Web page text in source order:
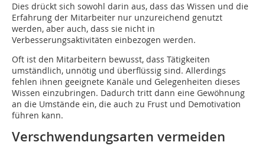
Dies drückt sich sowohl darin aus, dass das Wissen und die
Erfahrung der Mitarbeiter nur unzureichend genutzt
werden, aber auch, dass sie nicht in
Verbesserungsaktivitäten einbezogen werden.
Oft ist den Mitarbeitern bewusst, dass Tätigkeiten
umständlich, unnötig und überflüssig sind. Allerdings
fehlen ihnen geeignete Kanäle und Gelegenheiten dieses
Wissen einzubringen. Dadurch tritt dann eine Gewöhnung
an die Umstände ein, die auch zu Frust und Demotivation
führen kann.
Verschwendungsarten vermeiden